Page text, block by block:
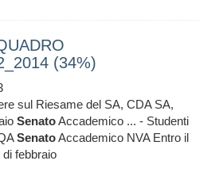
(34%)
sul Riesame del SA, CDA SA,
SenatoAccademico ... - Studenti
SenatoAccademico NVA Entro il
febbraio